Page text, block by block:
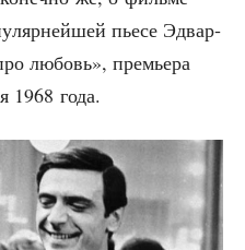
пье­се Эдвар­
любовь», пре­мье­ра
1968 года.